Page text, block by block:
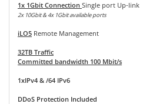
1x 1Gbit Connection Single port Up-link
2x 10Gbit & 4x 1Gbit available ports
iLO5 Remote Management
32TB Traffic
Committed bandwidth 100 Mbit/s
1xIPv4 & /64 IPv6
DDoS Protection Included